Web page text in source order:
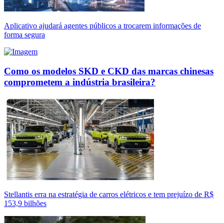
Aplicativo ajudará agentes públicos a trocarem informações de
forma segura
Como os modelos SKD e CKD das marcas chinesas
comprometem a indústria brasileira?
Stellantis erra na estratégia de carros elétricos e tem prejuízo de R$
153,9 bilhões